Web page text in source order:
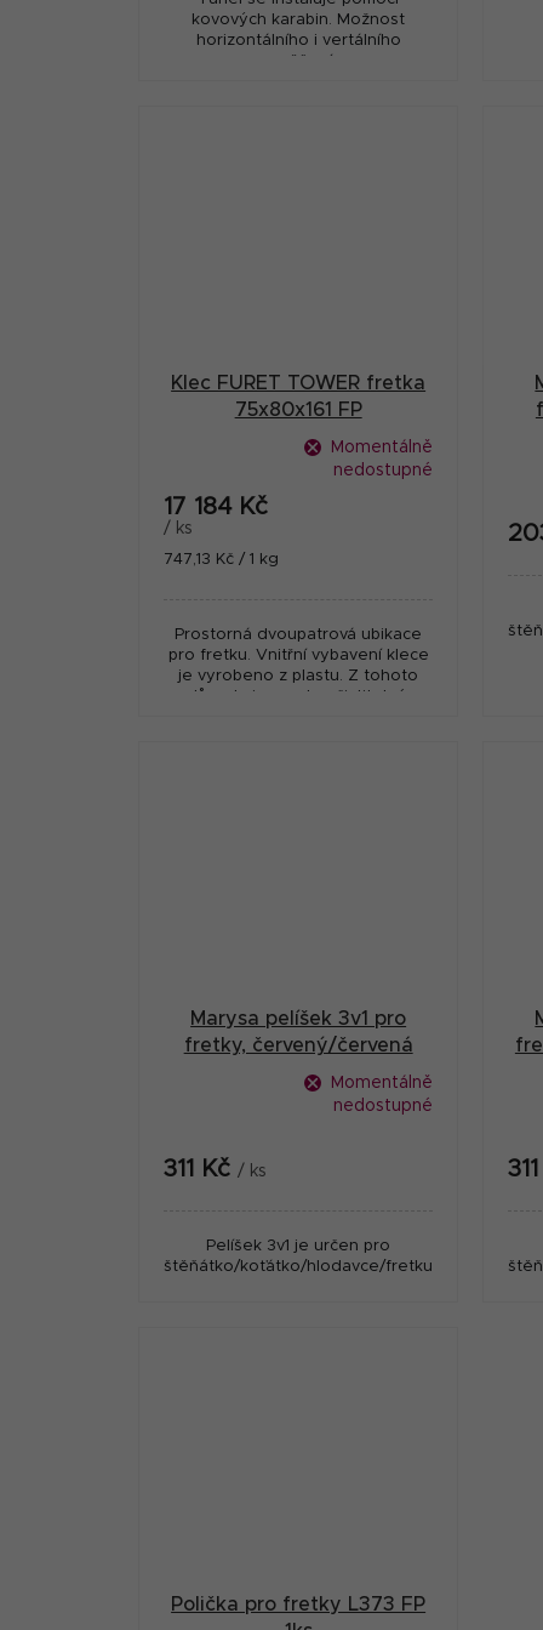
kovových karabin. Možnost
horizontálního i vertálního
zavěšení.
Klec FURET TOWER fretka
75x80x161 FP
Momentálně
nedostupné
17 184 Kč
/ ks
Měrná
747,13 Kč / 1 kg
Prostorná dvoupatrová ubikace
pro fretku. Vnitřní vybavení klece
je vyrobeno z plastu. Z tohoto
důvodu je snadno čistitelné.
Marysa pelíšek 3v1 pro
fretky, červený/červená
kolečka
Momentálně
nedostupné
311 Kč / ks
Pelíšek 3v1 je určen pro
štěňátko/koťátko/hlodavce/fretku.
Polička pro fretky L373 FP